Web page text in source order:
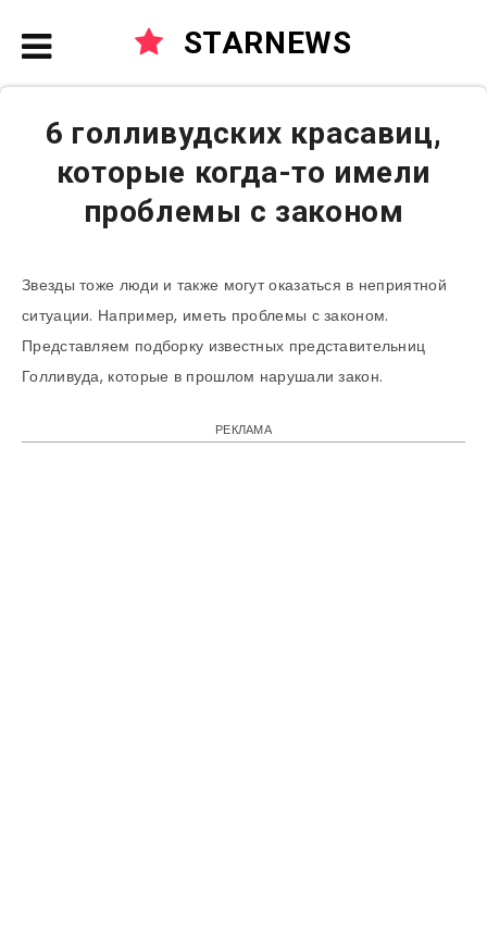
STARNEWS
6 голливудских красавиц,
которые когда-то имели
проблемы с законом
Звезды тоже люди и также могут оказаться в неприятной
ситуации. Например, иметь проблемы с законом.
Представляем подборку известных представительниц
Голливуда, которые в прошлом нарушали закон.
РЕКЛАМА